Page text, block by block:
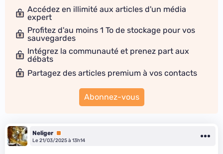
Accédez en illimité aux articles d'un média
expert
Profitez d'au moins 1 To de stockage pour vos
sauvegardes
Intégrez la communauté et prenez part aux
débats
Partagez des articles premium à vos contacts
Abonnez-vous
Neliger Premium
Le 21/03/2025 à 13h14